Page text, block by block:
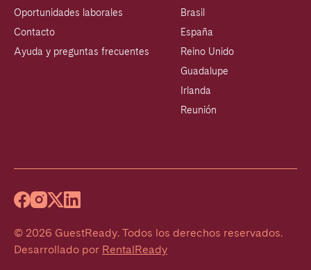
Oportunidades laborales
Contacto
Ayuda y preguntas frecuentes
Brasil
España
Reino Unido
Guadalupe
Irlanda
Reunión
© 2026 GuestReady. Todos los derechos reservados.
Desarrollado por RentalReady